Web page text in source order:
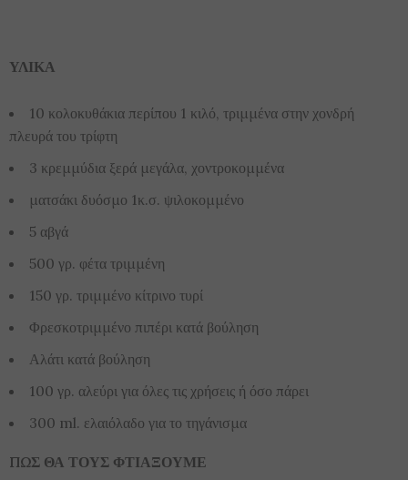
ΥΛΙΚΑ
10 κολοκυθάκια περίπου 1 κιλό, τριμμένα στην χονδρή
πλευρά του τρίφτη
3 κρεμμύδια ξερά μεγάλα, χοντροκομμένα
ματσάκι δυόσμο 1κ.σ. ψιλοκομμένο
5 αβγά
500 γρ. φέτα τριμμένη
150 γρ. τριμμένο κίτρινο τυρί
Φρεσκοτριμμένο πιπέρι κατά βούληση
Αλάτι κατά βούληση
100 γρ. αλεύρι για όλες τις χρήσεις ή όσο πάρει
300 ml. ελαιόλαδο για το τηγάνισμα
ΠΩΣ ΘΑ ΤΟΥΣ ΦΤΙΑΞΟΥΜΕ